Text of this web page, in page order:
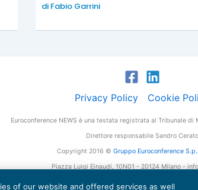
di Fabio Garrini
Privacy Policy Cookie
Euroconference NEWS è una testata registrata al Tribunale
Direttore responsabile Sandro Cerato
Copyright 2016 © Gruppo Euroconference
Piazza Luigi Einaudi, 10N01 - 20124 Milano -
Sociale € 300.000,00 i.v. C.F. P.IVA Iscrizione Registro
of our website and offered services as well